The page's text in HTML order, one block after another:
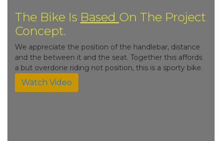
The Bike Is Based On The Project
Concept.
We appreciate the position of the handlebar, distance
and the between it and the seat. Together this affords
a but overdone riding not position, this is a sporty bike.
Watch Video